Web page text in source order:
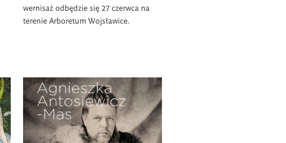
wernisaż odbędzie się 27 czerwca na
terenie Arboretum Wojsławice.